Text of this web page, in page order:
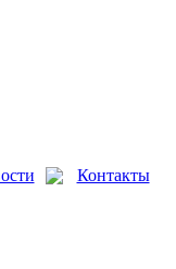
Контакты